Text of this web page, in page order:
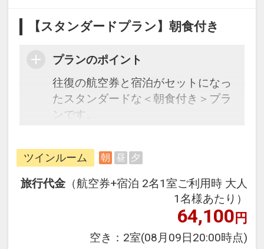
【スタンダードプラン】朝食付き
プランのポイント
往復の航空券と宿泊がセットになっ
たスタンダードな＜朝食付き＞プラ
ンです。
できるダイナミックパッケージだか
ら、一都市滞在はもちろん周遊旅行
にも最適！
旅行期間中の1泊だけの宿泊や延
泊・飛び泊なども自由自在です。
フライトは、安心のJAL（または
JALグループ）確約！フライトマイ
ツインルーム 朝 昼 夕
旅行代金 （航空券+宿泊 2名1室ご利用時 大人
1名様あたり）
64,100円
空き： 2室(08月09日20:00時点)